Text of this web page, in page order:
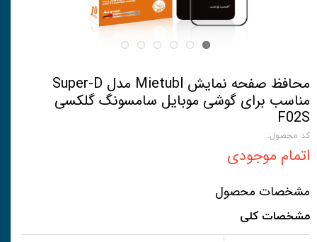
محافظ صفحه نمایش Mietubl مدل Super-D
مناسب برای گوشی موبایل سامسونگ گلکسی
F02S
کد محصول:
اتمام موجودی
مشخصات محصول
مشخصات کلی